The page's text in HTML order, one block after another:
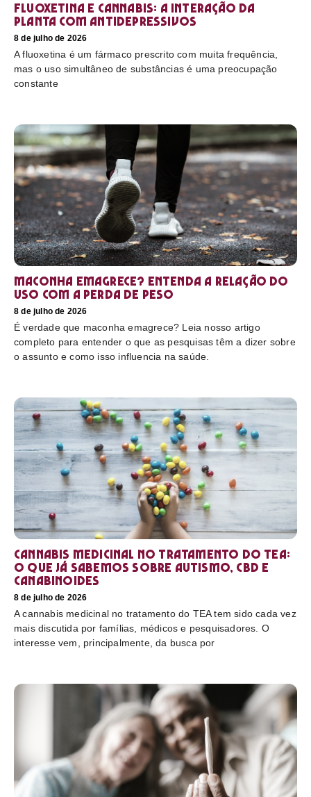
Fluoxetina e Cannabis: a interação da
planta com antidepressivos
8 de julho de 2026
A fluoxetina é um fármaco prescrito com muita frequência,
mas o uso simultâneo de substâncias é uma preocupação
constante
Maconha emagrece? Entenda a relação do
uso com a perda de peso
8 de julho de 2026
É verdade que maconha emagrece? Leia nosso artigo
completo para entender o que as pesquisas têm a dizer sobre
o assunto e como isso influencia na saúde.
Cannabis medicinal no tratamento do TEA:
o que já sabemos sobre autismo, CBD e
canabinoides
8 de julho de 2026
A cannabis medicinal no tratamento do TEA tem sido cada vez
mais discutida por famílias, médicos e pesquisadores. O
interesse vem, principalmente, da busca por